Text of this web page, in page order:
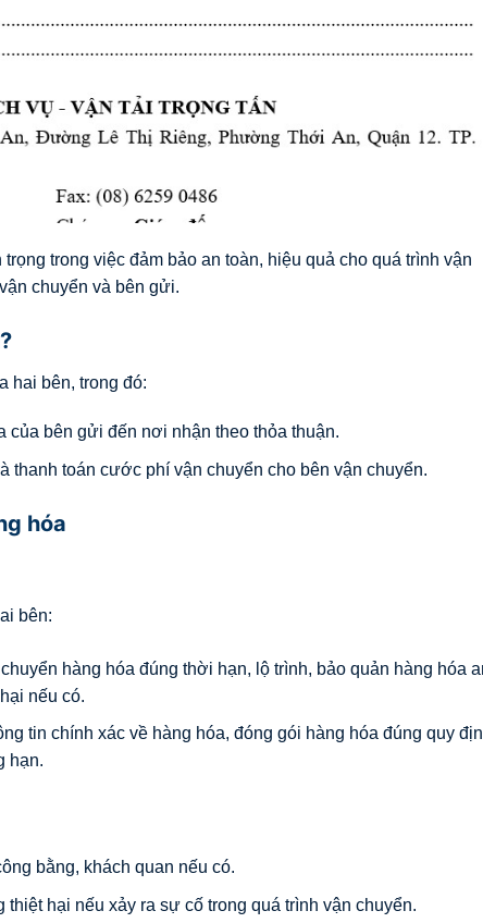
trong việc đảm bảo an toàn, hiệu quả cho quá trình vận
chuyển và bên gửi.
hai bên, trong đó:
của bên gửi đến nơi nhận theo thỏa thuận.
thanh toán cước phí vận chuyển cho bên vận chuyển.
hóa
bên:
hàng hóa đúng thời hạn, lộ trình, bảo quản hàng hóa
nếu có.
tin chính xác về hàng hóa, đóng gói hàng hóa đúng quy
hạn.
bằng, khách quan nếu có.
hại nếu xảy ra sự cố trong quá trình vận chuyển.